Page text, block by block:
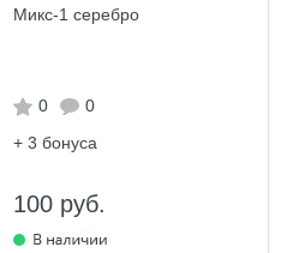
Микс-1 серебро
0
0
+ 3 бонуса
100 руб.